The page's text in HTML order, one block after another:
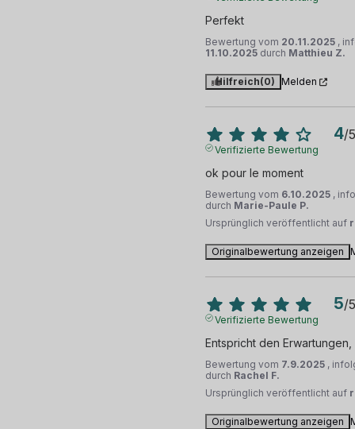
Perfekt
Bewertung vom 20.11.2025 ,
11.10.2025 durch Matthieu Z.
Hilfreich(0) Melden
4/5
Verifizierte Bewertung
ok pour le moment
Bewertung vom 6.10.2025 ,
durch Marie-Paule P.
Ursprünglich veröffentlicht auf
Originalbewertung anzeigen
5/5
Verifizierte Bewertung
Entspricht den
Bewertung vom 7.9.2025 ,
durch Rachel F.
Ursprünglich veröffentlicht auf
Originalbewertung anzeigen